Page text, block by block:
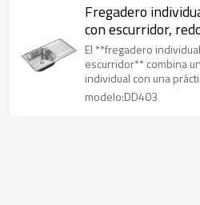
Fregadero
con escurridor,
grado 304
El **fregadero
escurridor** combina
individual con una
integrada, mientras
modelo:DD403